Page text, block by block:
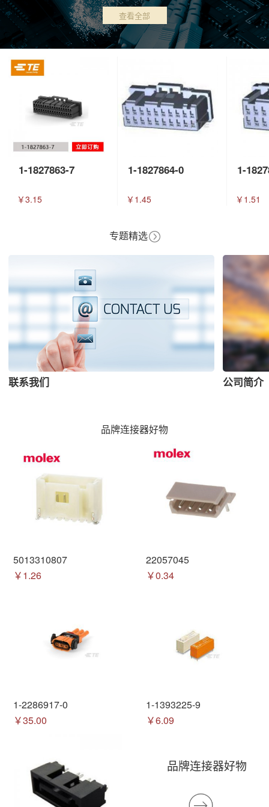
查看全部
1-1827863-7
￥3.15
1-1827864-0
￥1.45
1-
￥1.51
专题精选
联系我们 公司简介
品牌连接器好物
5013310807
￥1.26
22057045
￥0.34
1-2286917-0
￥35.00
1-1393225-9
￥6.09
品牌连接器好物